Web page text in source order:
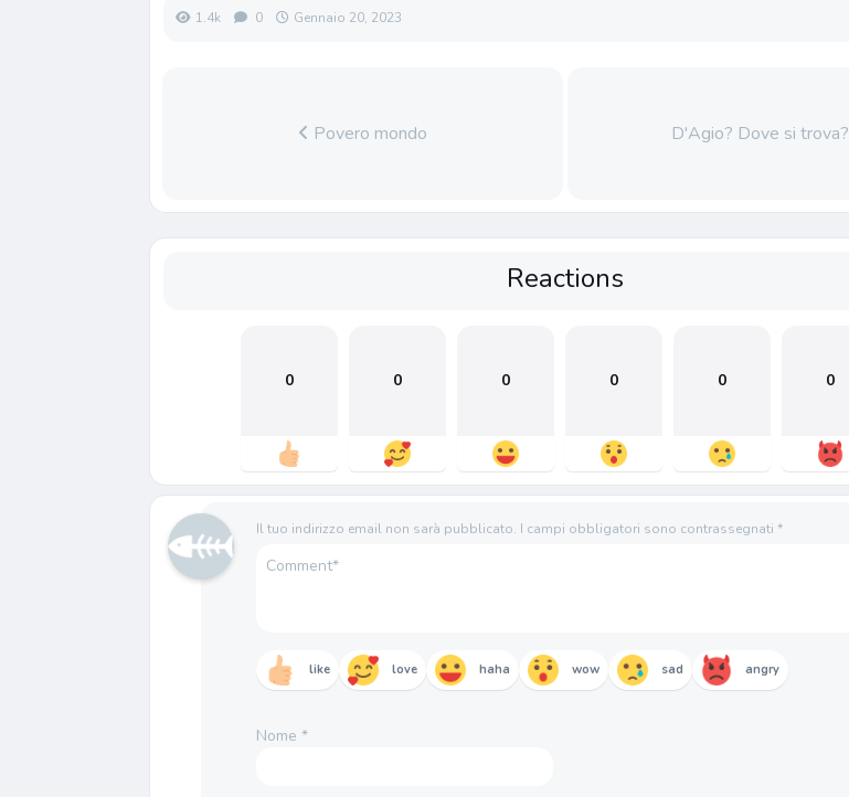
1.4k 0 Gennaio 20, 2023
Povero mondo D'Agio? Dove si trova?
Reactions
0 0 0 0 0 0
Il tuo indirizzo email non sarà pubblicato. I campi obbligatori sono contrassegnati*
like love haha wow sad angry
Nome*